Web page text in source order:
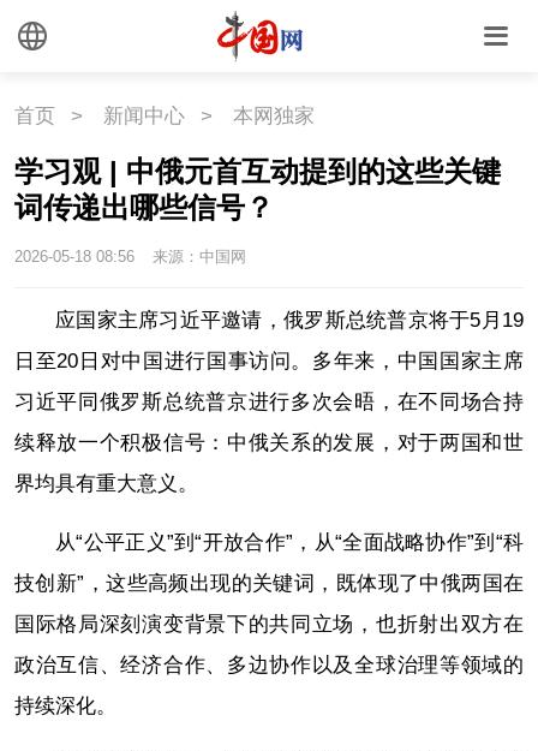
首页 > 新闻中心 > 本网独家
学习观 | 中俄元首互动提到的这些关键
词传递出哪些信号？
2026-05-18 08:56 来源：中国网
应国家主席习近平邀请，俄罗斯总统普京将于5月19
日至20日对中国进行国事访问。多年来，中国国家主席
习近平同俄罗斯总统普京进行多次会晤，在不同场合持
续释放一个积极信号：中俄关系的发展，对于两国和世
界均具有重大意义。
从“公平正义”到“开放合作”，从“全面战略协作”到“科
技创新”，这些高频出现的关键词，既体现了中俄两国在
国际格局深刻演变背景下的共同立场，也折射出双方在
政治互信、经济合作、多边协作以及全球治理等领域的
持续深化。